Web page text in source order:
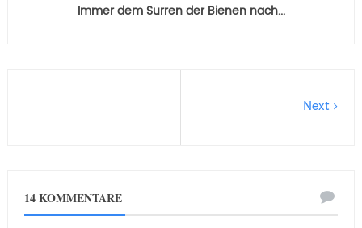
Immer dem Surren der Bienen nach...
Next
14 KOMMENTARE